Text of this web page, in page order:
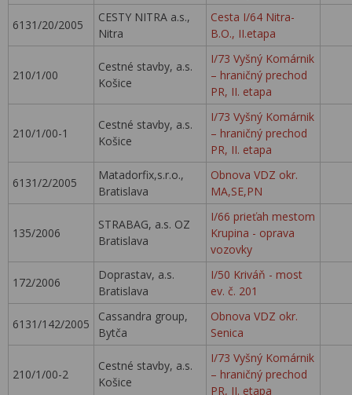
6131/20/2005
CESTY NITRA a.s.,
Nitra
Cesta I/64 Nitra-
B.O., II.etapa
210/1/00
Cestné stavby, a.s.
Košice
I/73 Vyšný Komárnik
– hraničný prechod
PR, II. etapa
210/1/00-1
Cestné stavby, a.s.
Košice
I/73 Vyšný Komárnik
– hraničný prechod
PR, II. etapa
6131/2/2005
Matadorfix,s.r.o.,
Bratislava
Obnova VDZ okr.
MA,SE,PN
135/2006
STRABAG, a.s. OZ
Bratislava
I/66 prieťah mestom
Krupina - oprava
vozovky
172/2006
Doprastav, a.s.
Bratislava
I/50 Kriváň - most
ev. č. 201
6131/142/2005
Cassandra group,
Bytča
Obnova VDZ okr.
Senica
210/1/00-2
Cestné stavby, a.s.
Košice
I/73 Vyšný Komárnik
– hraničný prechod
PR, II. etapa